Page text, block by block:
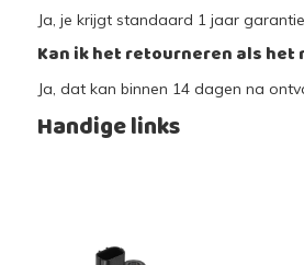
Ja, je krijgt standaard 1 jaar
Kan ik het retourneren als het
Ja, dat kan binnen 14 dagen na
Handige links